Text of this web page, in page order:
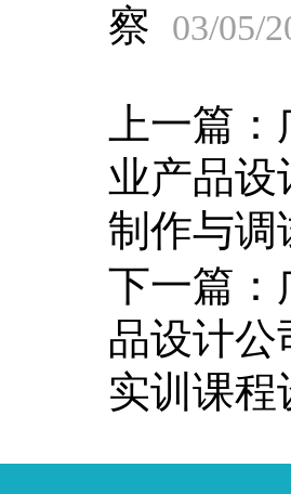
察
03/05/
上一篇：
业产品
制作与调
下一篇：
品设计
实训课程